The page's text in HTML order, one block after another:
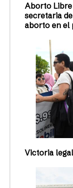
Aborto Libre
secretaria
aborto en el
Victoria